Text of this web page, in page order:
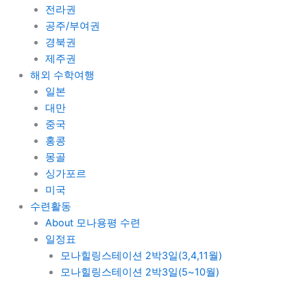
전라권
공주/부여권
경북권
제주권
해외 수학여행
일본
대만
중국
홍콩
몽골
싱가포르
미국
수련활동
About 모나용평 수련
일정표
모나힐링스테이션 2박3일(3,4,11월)
모나힐링스테이션 2박3일(5~10월)